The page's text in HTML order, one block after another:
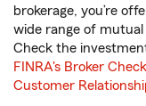
brokerage, you’re
wide range of
Check the
FINRA's Broker Check
Customer